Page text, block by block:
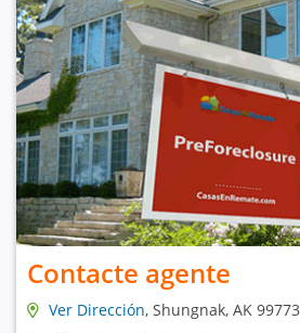
Contacte agente
Ver Dirección, Shungnak, AK 99773